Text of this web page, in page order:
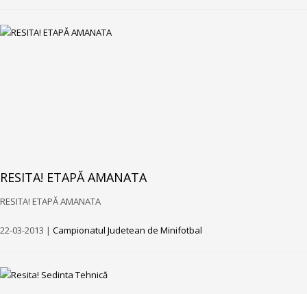
RESITA! ETAPĂ AMANATA
RESITA! ETAPĂ AMANATA
22-03-2013 | Campionatul Judetean de Minifotbal